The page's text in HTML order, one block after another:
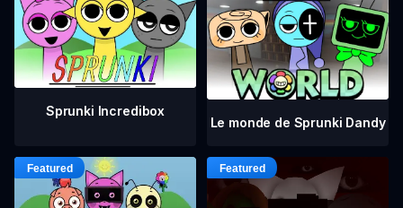
Sprunki Incredibox
Le monde de Sprunki Dandy